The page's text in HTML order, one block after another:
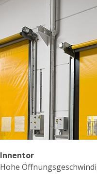
Innentor
Hohe